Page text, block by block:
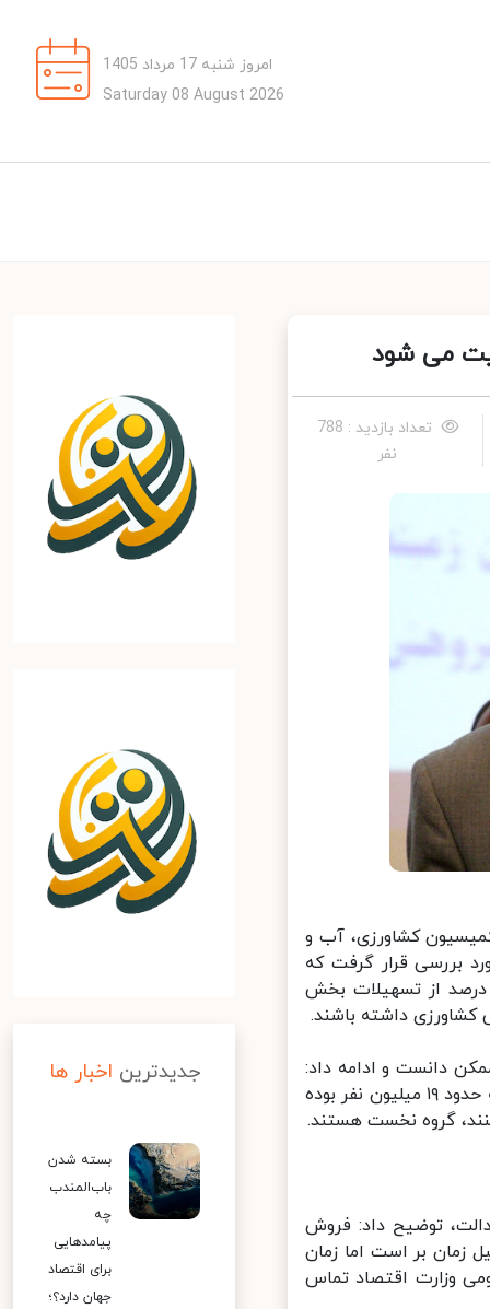
امروز شنبه 17 مرداد 1405
Saturday 08 August 2026
می شود
تعداد بازدید : 788
نفر
کشاورزی، آب و
بررسی قرار گرفت که
یکی از محورهای آن بود؛ براساس گزارش ارائه شده حدود ۹۵ درصد از تسهیلات بخش
داشته باشند.
دانست و ادامه داد:
صاحبان سهام عدالت دو گروه هستند؛ افرادی که سهام خود را آزاد کردند که حدود ۱۹ میلیون نفر بوده
گروه نخست هستند.
توضیح داد: فروش
بر است اما زمان
وزارت اقتصاد تماس
جدیدترین اخبار ها
بسته شدن
باب‌المندب
چه
پیامدهایی
برای اقتصاد
جهان دارد؟؛